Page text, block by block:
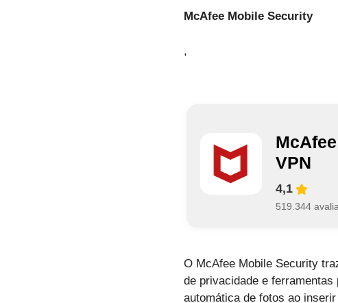
McAfee Mobile Security
,
VPN
4,1
519.344
O McAfee Mobile Security
de privacidade e
automática de fotos ao